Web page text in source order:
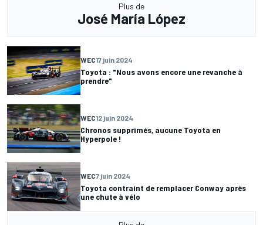
Plus de
José María López
WEC17 juin 2024
Toyota : "Nous avons encore une revanche à
prendre"
WEC12 juin 2024
Chronos supprimés, aucune Toyota en
Hyperpole !
WEC7 juin 2024
Toyota contraint de remplacer Conway après
une chute à vélo